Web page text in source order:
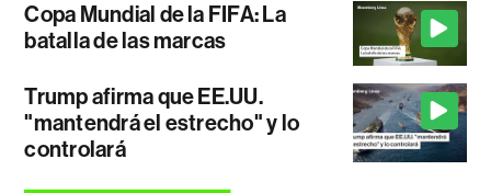
Copa Mundial de la FIFA: La
batalla de las marcas
Trump afirma que EE.UU.
"mantendrá el estrecho" y lo
controlará